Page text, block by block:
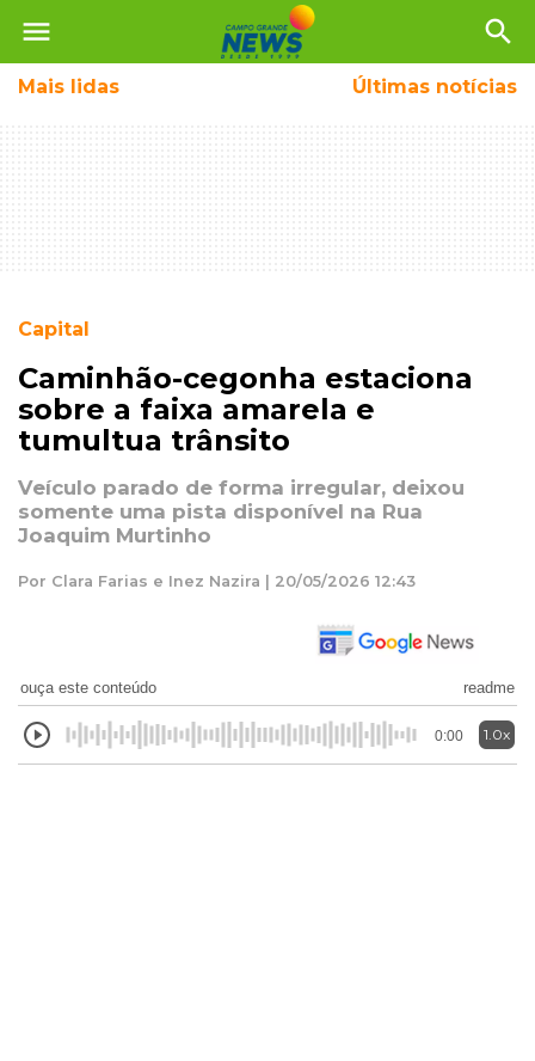
menu search
Mais lidas Últimas notícias
Capital
Caminhão-cegonha estaciona
sobre a faixa amarela e
tumultua trânsito
Veículo parado de forma irregular, deixou
somente uma pista disponível na Rua
Joaquim Murtinho
Por Clara Farias e Inez Nazira | 20/05/2026 12:43
ouça este conteúdo readme
0:00 1.0x